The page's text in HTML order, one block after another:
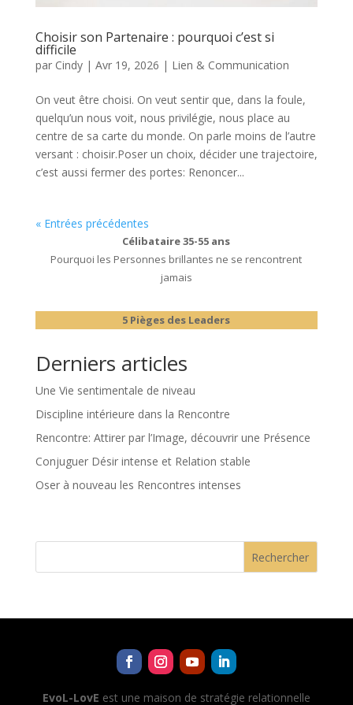
Choisir son Partenaire : pourquoi c’est si
difficile
par Cindy| Avr 19, 2026 | Lien & Communication
On veut être choisi. On veut sentir que, dans la foule,
quelqu’un nous voit, nous privilégie, nous place au
centre de sa carte du monde. On parle moins de l’autre
versant : choisir.Poser un choix, décider une trajectoire,
c’est aussi fermer des portes: Renoncer...
« Entrées précédentes
Célibataire 35-55 ans
Pourquoi les Personnes brillantes ne se rencontrent
jamais
5 Pièges des Leaders
Derniers articles
Une Vie sentimentale de niveau
Discipline intérieure dans la Rencontre
Rencontre: Attirer par l’Image, découvrir une Présence
Conjuguer Désir intense et Relation stable
Oser à nouveau les Rencontres intenses
Rechercher
EvoL-LovE est une maison de stratégie relationnelle